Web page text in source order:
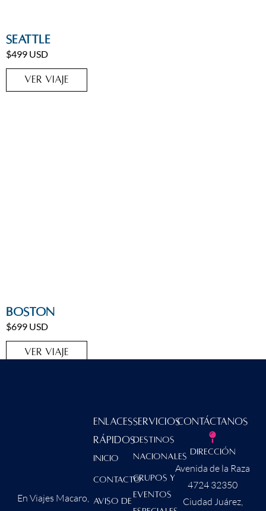
Seattle
$499 USD
VER VIAJE
Ciudades,
Boston
$699 USD
VER VIAJE
Ciudades,Estados Unidos
En Viajes Macaro,
Servicios
Destinos
Nacionales
Grupos y
Eventos
Enlaces
Rápidos
Inicio
contacto
Aviso de
Contáctanos
Dirección
Avenida de la Raza
4724 32350
Ciudad Juárez,